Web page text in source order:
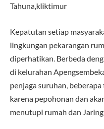
Tahuna,kliktimur
Kepatutan setiap
lingkungan pekarangan
diperhatikan. Berbeda
di kelurahan
penjaga suruhan,
karena pepohonan dan
menutupi rumah dan